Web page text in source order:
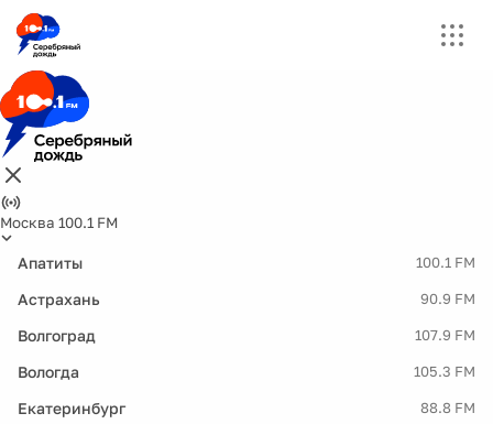
Москва 100.1 FM
Апатиты 100.1 FM
Астрахань 90.9 FM
Волгоград 107.9 FM
Вологда 105.3 FM
Екатеринбург 88.8 FM